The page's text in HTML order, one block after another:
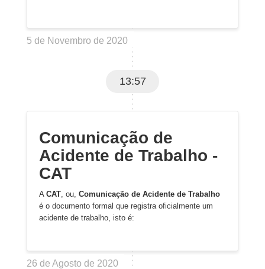
5 de Novembro de 2020
13:57
Comunicação de
Acidente de Trabalho -
CAT
A CAT, ou, Comunicação de Acidente de Trabalho
é o documento formal que registra oficialmente um
acidente de trabalho, isto é:
26 de Agosto de 2020